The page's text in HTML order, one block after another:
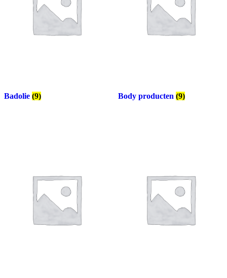
Badolie (9) Body producten (9)